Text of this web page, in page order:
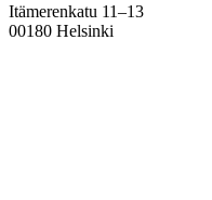
Itämerenkatu 11–13
00180 Helsinki